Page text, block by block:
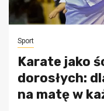
Sport
Karate jako
dorosłych:
na matę w